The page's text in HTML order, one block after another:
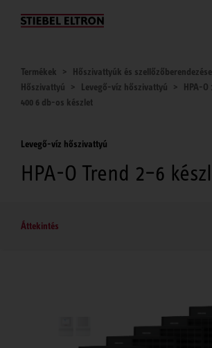
Hírek
Termékek
Hőszivattyúk és
Hőszivattyú
Levegő-víz hőszivattyú
HPA-O
400 6 db-os készlet
Levegő-víz hőszivattyú
HPA-O Trend 2–6
Áttekintés